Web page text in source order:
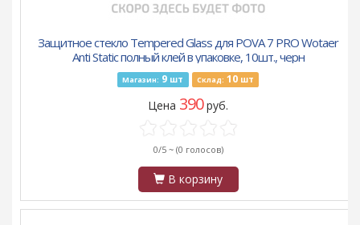
Защитное стекло Tempered Glass для POVA 7 PRO Wotaer
Anti Static полный клей в упаковке, 10шт., черн
Магазин: 9 шт Склад: 10шт
Цена 390руб.
0/5 ~ (0 голосов)
В корзину